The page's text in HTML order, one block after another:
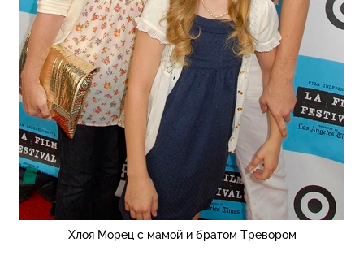
Хлоя Морец с мамой и братом Тревором